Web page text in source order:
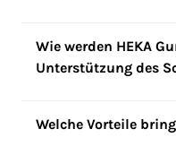
Wie werden HEKA
Unterstützung des
Welche Vorteile